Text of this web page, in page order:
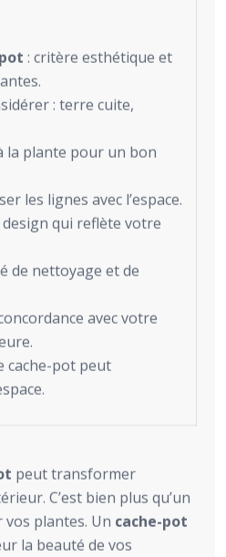
: critère esthétique et
: terre cuite,
la plante pour un bon
les lignes avec l’espace.
qui reflète votre
de nettoyage et de
avec votre
cache-pot peut
peut transformer
C’est bien plus qu’un
plantes. Un cache-pot
la beauté de vos